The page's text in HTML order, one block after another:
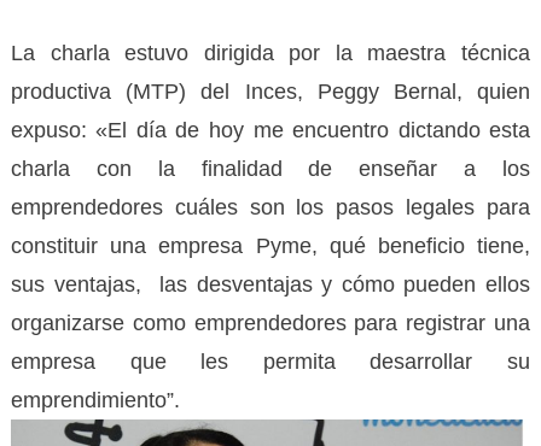
La charla estuvo dirigida por la maestra técnica
productiva (MTP) del Inces, Peggy Bernal, quien
expuso: «El día de hoy me encuentro dictando esta
charla con la finalidad de enseñar a los
emprendedores cuáles son los pasos legales para
constituir una empresa Pyme, qué beneficio tiene,
sus ventajas, las desventajas y cómo pueden ellos
organizarse como emprendedores para registrar una
empresa que les permita desarrollar su
emprendimiento”.